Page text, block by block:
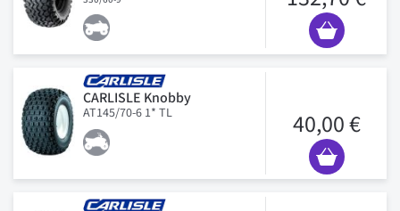
CARLISLE Knobby
AT145/70-6 1* TL 40,00 €